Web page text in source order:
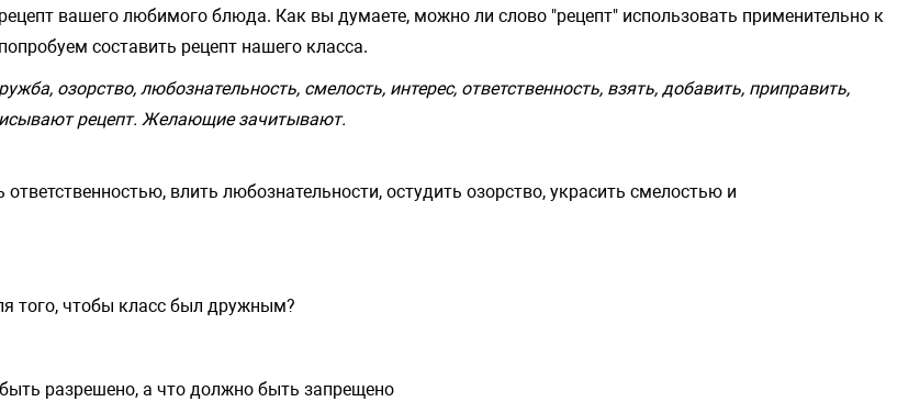
вашего любимого блюда. Как вы думаете, можно ли слово "рецепт" использовать применительно к
составить рецепт нашего класса.
озорство, любознательность, смелость, интерес, ответственность, взять, добавить, приправить,
рецепт. Желающие зачитывают.
влить любознательности, остудить озорство, украсить смелостью и
того, чтобы класс был дружным?
разрешено, а что должно быть запрещено